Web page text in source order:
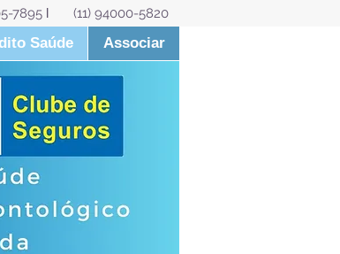
7895 l (11) 94000-5820
Saúde Associar